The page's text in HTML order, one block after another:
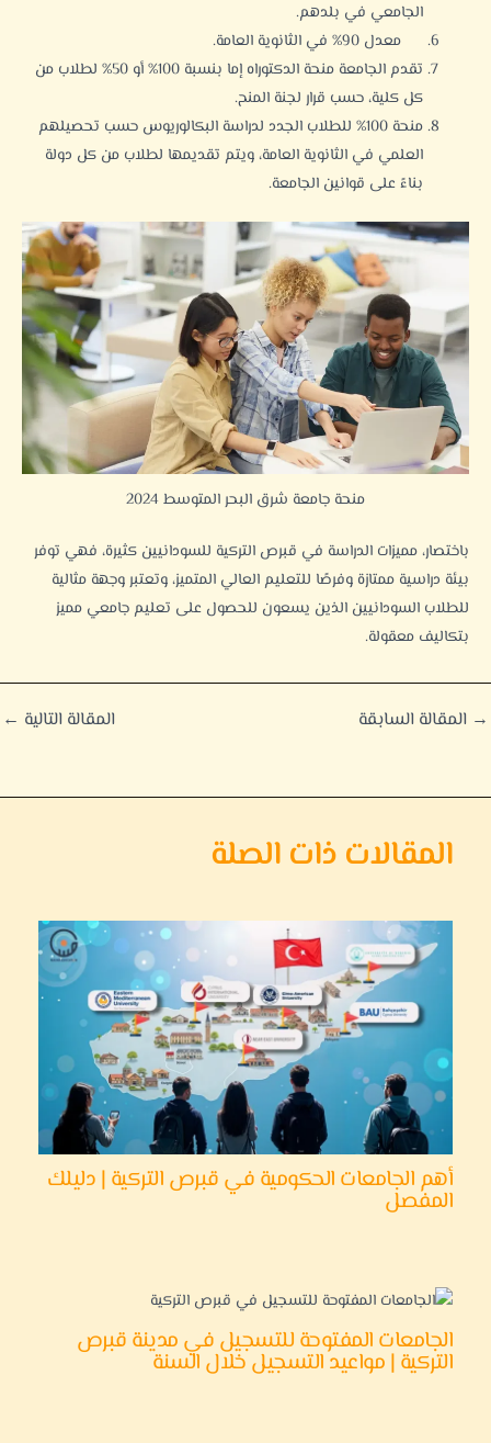
الجامعي في بلدهم.
معدل 90% في الثانوية العامة.
تقدم الجامعة منحة الدكتوراه إما بنسبة 100% أو 50% لطلاب من
كل كلية، حسب قرار لجنة المنح.
منحة 100% للطلاب الجدد لدراسة البكالوريوس حسب تحصيلهم
العلمي في الثانوية العامة، ويتم تقديمها لطلاب من كل دولة
بناءً على قوانين الجامعة.
منحة جامعة شرق البحر المتوسط 2024
باختصار، مميزات الدراسة في قبرص التركية للسودانيين كثيرة، فهي توفر
بيئة دراسية ممتازة وفرصًا للتعليم العالي المتميز، وتعتبر وجهة مثالية
للطلاب السودانيين الذين يسعون للحصول على تعليم جامعي مميز
بتكاليف معقولة.
→ المقالة السابقة المقالة التالية ←
المقالات ذات الصلة
أهم الجامعات الحكومية في قبرص التركية | دليلك
المفصل
الجامعات المفتوحة للتسجيل في مدينة قبرص
التركية | مواعيد التسجيل خلال السنة